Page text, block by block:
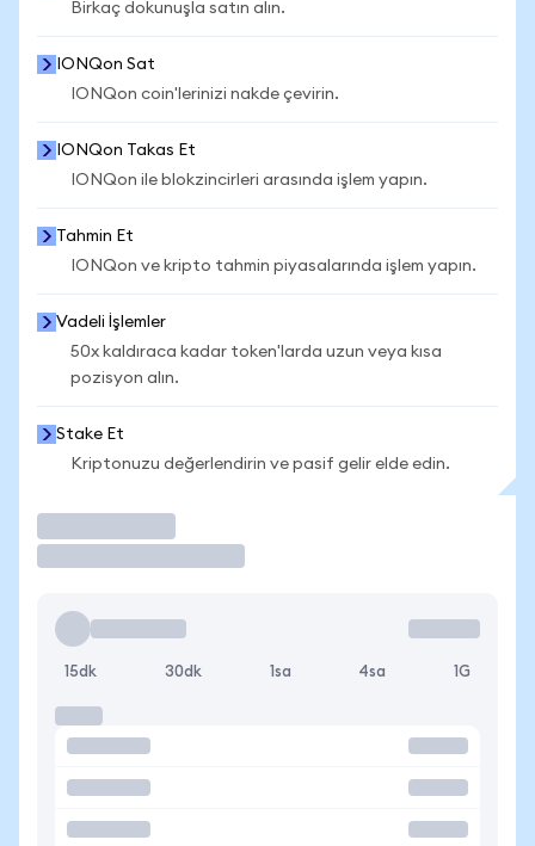
Birkaç dokunuşla satın alın.
IONQon Sat
IONQon coin'lerinizi nakde çevirin.
IONQon Takas Et
IONQon ile blokzincirleri arasında işlem yapın.
Tahmin Et
IONQon ve kripto tahmin piyasalarında işlem yapın.
Vadeli İşlemler
50x kaldıraca kadar token'larda uzun veya kısa
pozisyon alın.
Stake Et
Kriptonuzu değerlendirin ve pasif gelir elde edin.
15dk 30dk 1sa 4sa 1G